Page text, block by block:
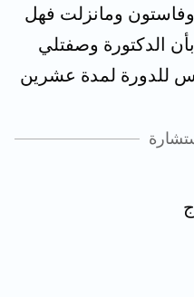
دوفاستون ومانزلت فهل
الدكتورة وصفتلي
للدورة لمدة عشرين